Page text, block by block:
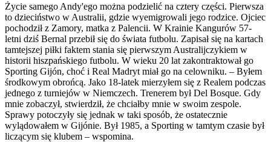
Życie samego Andy'ego można podzielić na cztery części. Pierwsza
to dzieciństwo w Australii, gdzie wyemigrowali jego rodzice. Ojciec
pochodził z Zamory, matka z Palencii. W Krainie Kangurów 57-
letni dziś Bernal przebił się do świata futbolu. Zapisał się na kartach
tamtejszej piłki faktem stania się pierwszym Australijczykiem w
historii hiszpańskiego futbolu. W wieku 20 lat zakontraktował go
Sporting Gijón, choć i Real Madryt miał go na celowniku. – Byłem
środkowym obrońcą. Jako 18-latek mierzyłem się z Realem podczas
jednego z turniejów w Niemczech. Trenerem był Del Bosque. Gdy
mnie zobaczył, stwierdził, że chciałby mnie w swoim zespole.
Sprawy potoczyły się jednak w taki sposób, że ostatecznie
wylądowałem w Gijónie. Był 1985, a Sporting w tamtym czasie był
liczącym się klubem – wspomina.